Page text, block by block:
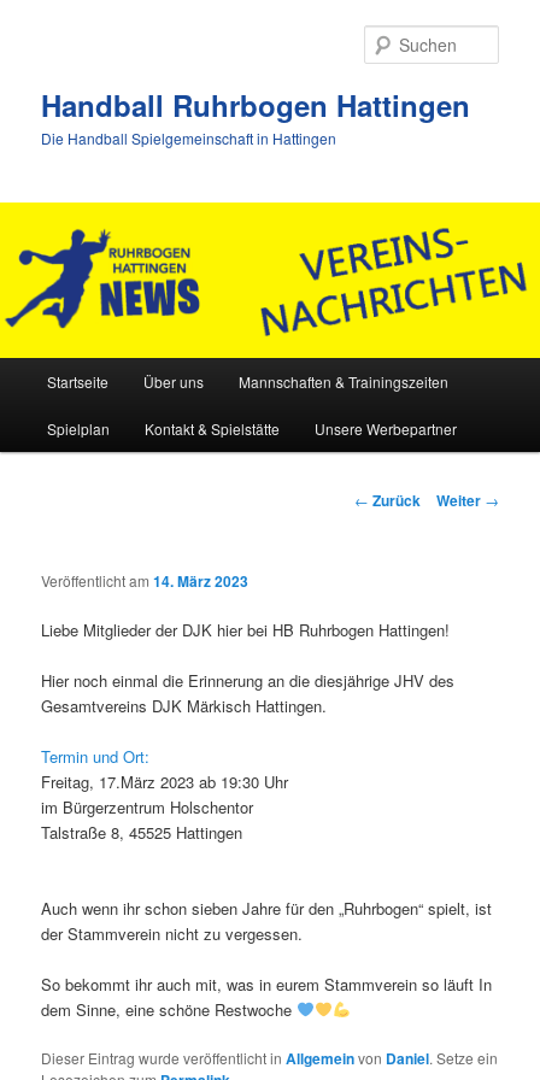
Handball Ruhrbogen Hattingen
Die Handball Spielgemeinschaft in Hattingen
Startseite Über uns Mannschaften & Trainingszeiten
Spielplan Kontakt & Spielstätte Unsere Werbepartner
Beitrags-
← Zurück Weiter →
Veröffentlicht am14. März 2023
Liebe Mitglieder der DJK hier bei HB Ruhrbogen Hattingen!
Hier noch einmal die Erinnerung an die diesjährige JHV des
Gesamtvereins DJK Märkisch Hattingen.
Termin und Ort:
Freitag, 17.März 2023 ab 19:30 Uhr
im Bürgerzentrum Holschentor
Talstraße 8, 45525 Hattingen
Auch wenn ihr schon sieben Jahre für den „Ruhrbogen“ spielt, ist
der Stammverein nicht zu vergessen.
So bekommt ihr auch mit, was in eurem Stammverein so läuft In
dem Sinne, eine schöne Restwoche
Dieser Eintrag wurde veröffentlicht inAllgemeinvon Daniel. Setze ein